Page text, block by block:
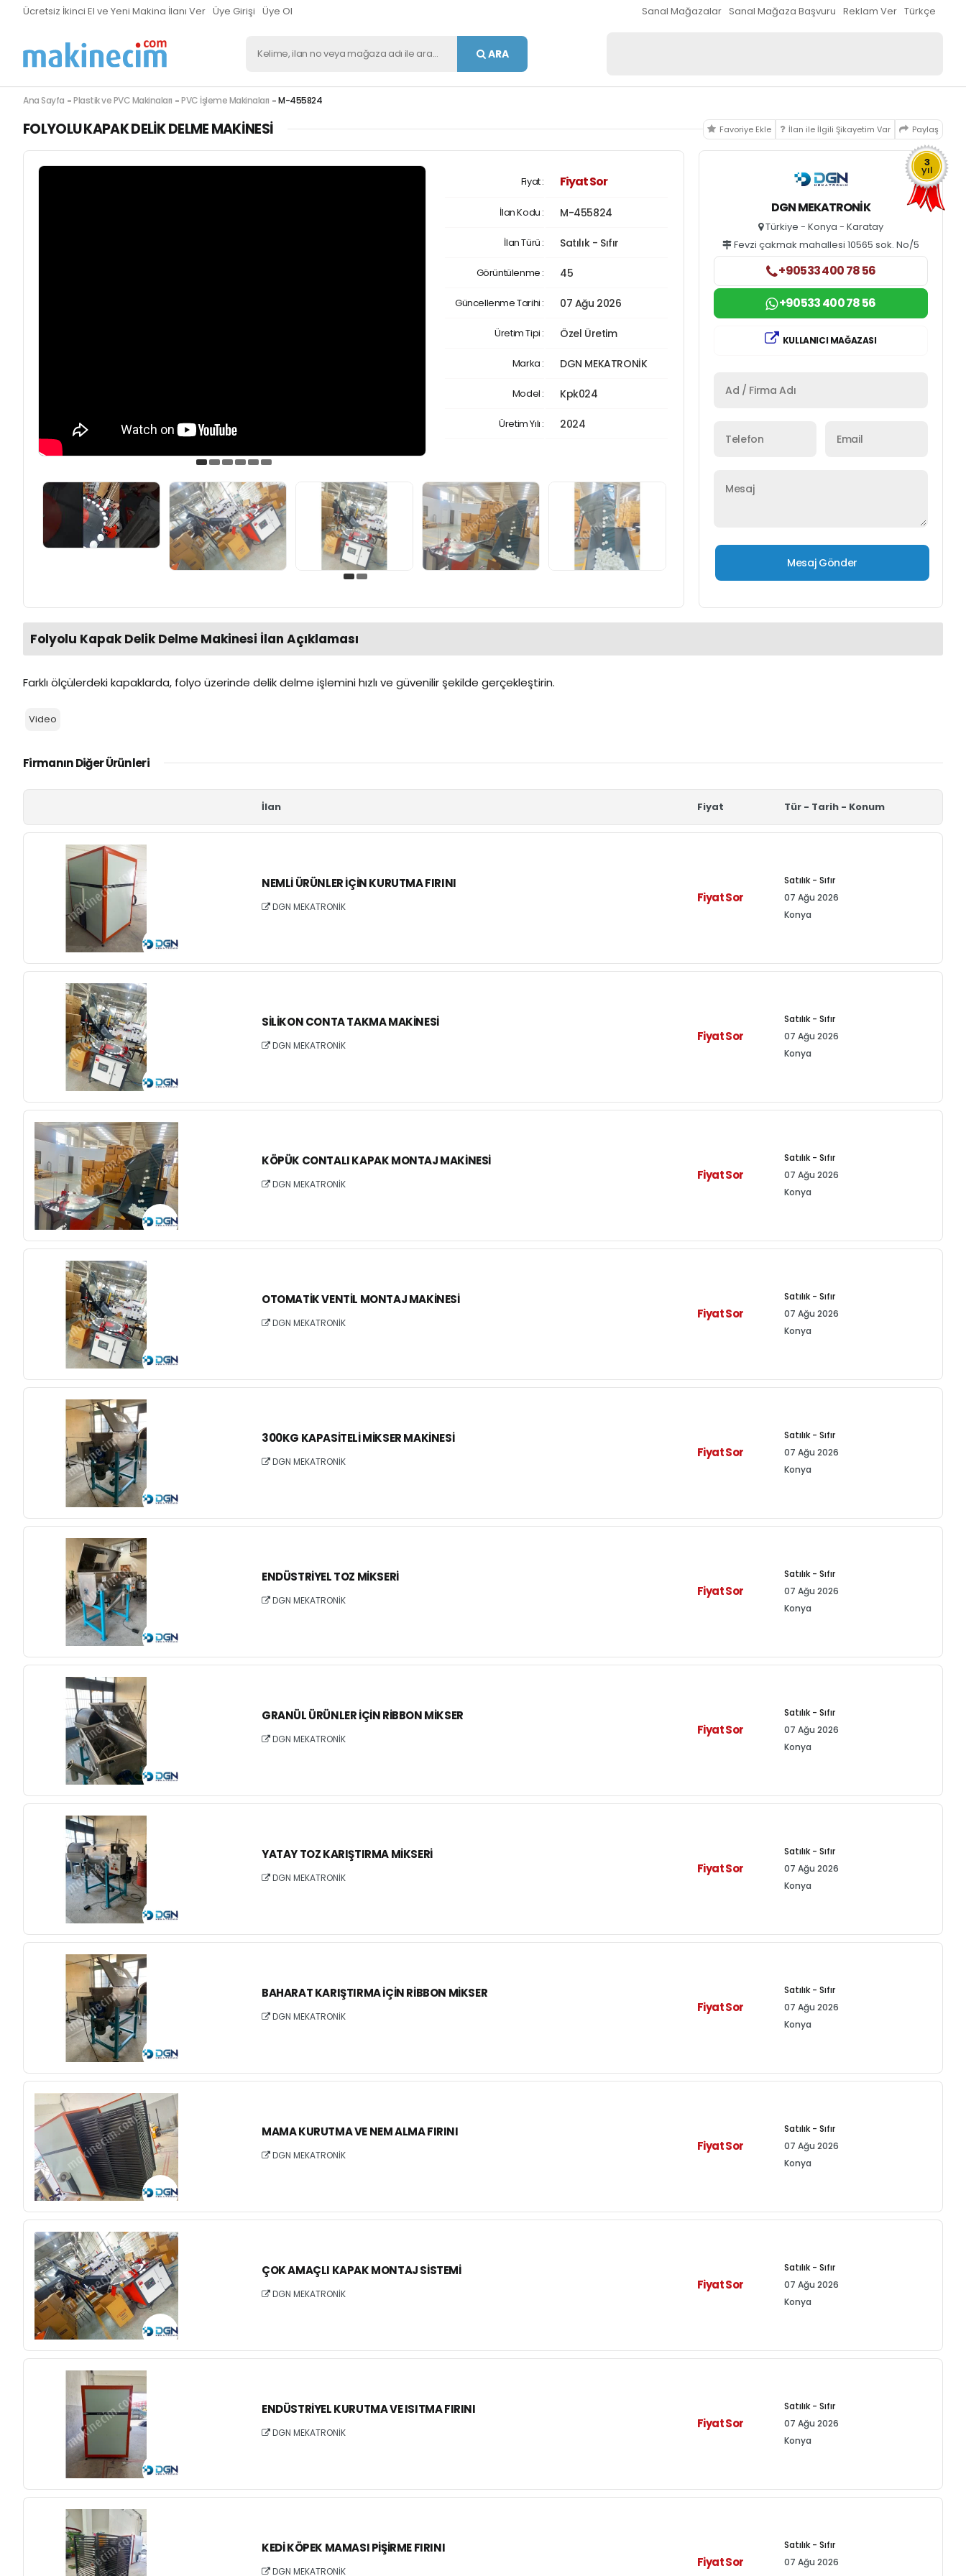
Ücretsiz İkinci El ve Yeni Makina İlanı Ver Üye Girişi Üye Ol Türkçe
Reklam Ver
Sanal Mağaza Başvuru
Sanal Mağazalar
ARA
Ana Sayfa Plastik ve PVC Makinaları PVC İşleme Makinaları M-455824
FOLYOLU KAPAK DELIK DELME MAKINESI Favoriye Ekle İlan ile İlgili Şikayetim Var Paylaş
Fiyat : Fiyat Sor
İlan Kodu : M-455824
İlan Türü : Satılık - Sıfır
Görüntülenme : 45
Güncellenme Tarihi : 07 Ağu 2026
Üretim Tipi : Özel Üretim
Marka : DGN MEKATRONİK
Model : Kpk024
Üretim Yılı : 2024
3
yıl
DGN MEKATRONİK
Türkiye - Konya - Karatay
Fevzi çakmak mahallesi 10565 sok. No/5
+90533 400 78 56
+90533 400 78 56
KULLANICI MAĞAZASI
Folyolu Kapak Delik Delme Makinesi İlan Açıklaması
Farklı ölçülerdeki kapaklarda, folyo üzerinde delik delme işlemini hızlı ve güvenilir şekilde gerçekleştirin.
Video
Firmanın Diğer Ürünleri
İlan Fiyat Tür - Tarih - Konum
NEMLI ÜRÜNLER İÇIN KURUTMA FIRINI
DGN MEKATRONİK
Fiyat Sor
Satılık - Sıfır
07 Ağu 2026
Konya
SILIKON CONTA TAKMA MAKINESI
DGN MEKATRONİK
Fiyat Sor
Satılık - Sıfır
07 Ağu 2026
Konya
KÖPÜK CONTALI KAPAK MONTAJ MAKINESI
DGN MEKATRONİK
Fiyat Sor
Satılık - Sıfır
07 Ağu 2026
Konya
OTOMATIK VENTIL MONTAJ MAKINESI
DGN MEKATRONİK
Fiyat Sor
Satılık - Sıfır
07 Ağu 2026
Konya
300KG KAPASITELI MIKSER MAKINESI
DGN MEKATRONİK
Fiyat Sor
Satılık - Sıfır
07 Ağu 2026
Konya
ENDÜSTRIYEL TOZ MIKSERI
DGN MEKATRONİK
Fiyat Sor
Satılık - Sıfır
07 Ağu 2026
Konya
GRANÜL ÜRÜNLER İÇIN RIBBON MIKSER
DGN MEKATRONİK
Fiyat Sor
Satılık - Sıfır
07 Ağu 2026
Konya
YATAY TOZ KARIŞTIRMA MIKSERI
DGN MEKATRONİK
Fiyat Sor
Satılık - Sıfır
07 Ağu 2026
Konya
BAHARAT KARIŞTIRMA İÇIN RIBBON MIKSER
DGN MEKATRONİK
Fiyat Sor
Satılık - Sıfır
07 Ağu 2026
Konya
MAMA KURUTMA VE NEM ALMA FIRINI
DGN MEKATRONİK
Fiyat Sor
Satılık - Sıfır
07 Ağu 2026
Konya
ÇOK AMAÇLI KAPAK MONTAJ SISTEMI
DGN MEKATRONİK
Fiyat Sor
Satılık - Sıfır
07 Ağu 2026
Konya
ENDÜSTRIYEL KURUTMA VE ISITMA FIRINI
DGN MEKATRONİK
Fiyat Sor
Satılık - Sıfır
07 Ağu 2026
Konya
KEDI KÖPEK MAMASI PIŞIRME FIRINI
DGN MEKATRONİK
Fiyat Sor
Satılık - Sıfır
07 Ağu 2026